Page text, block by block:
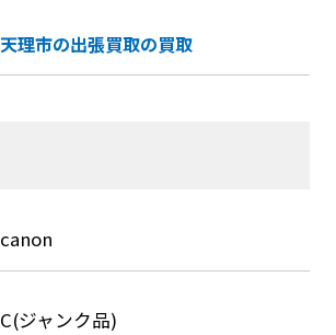
天理市の出張買取の買取
canon
C(ジャンク品)